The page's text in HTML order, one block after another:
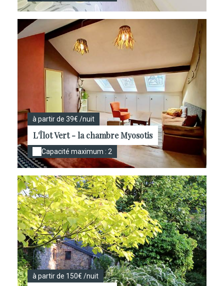
à partir de 39€ /nuit
L'Îlot Vert - la chambre Myosotis
Capacité maximum : 2
à partir de 150€ /nuit